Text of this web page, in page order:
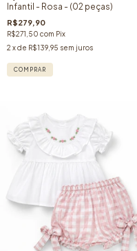
Infantil - Rosa - (02 peças)
R$279,90
R$271,50 com Pix
2 x de R$139,95 sem juros
COMPRAR